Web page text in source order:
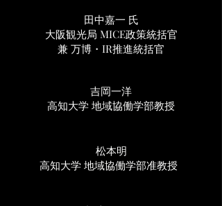
田中嘉一 氏
大阪観光局 MICE政策統括官
兼 万博・IR推進統括官
吉岡一洋
高知大学 地域協働学部教授
松本明
高知大学 地域協働学部准教授